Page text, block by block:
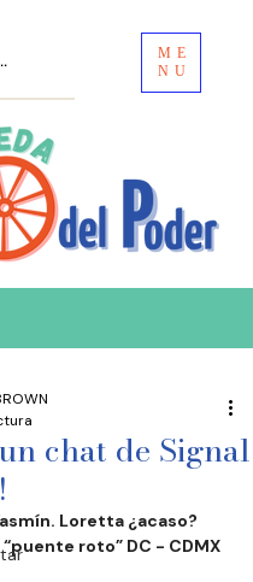
ME
NU
chat de Signal
Loretta ¿acaso?
roto” DC - CDMX